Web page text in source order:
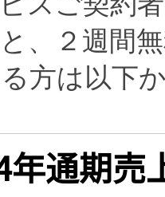
、２週間
方は以下
通期売